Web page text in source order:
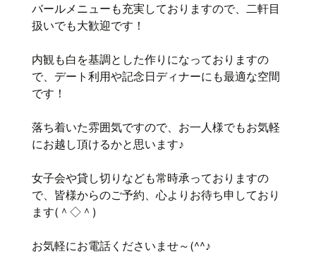
バールメニューも充実しておりますので、二軒目
扱いでも大歓迎です！
内観も白を基調とした作りになっておりますの
で、デート利用や記念日ディナーにも最適な空間
です！
落ち着いた雰囲気ですので、お一人様でもお気軽
にお越し頂けるかと思います♪
女子会や貸し切りなども常時承っておりますの
で、皆様からのご予約、心よりお待ち申しており
ます(＾◇＾)
お気軽にお電話くださいませ～(^^♪